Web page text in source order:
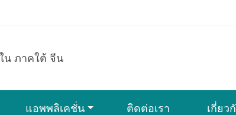
น ภาคใต้ จีน
แอพพลิเคชั่น ติดต่อเรา เกี่ยว